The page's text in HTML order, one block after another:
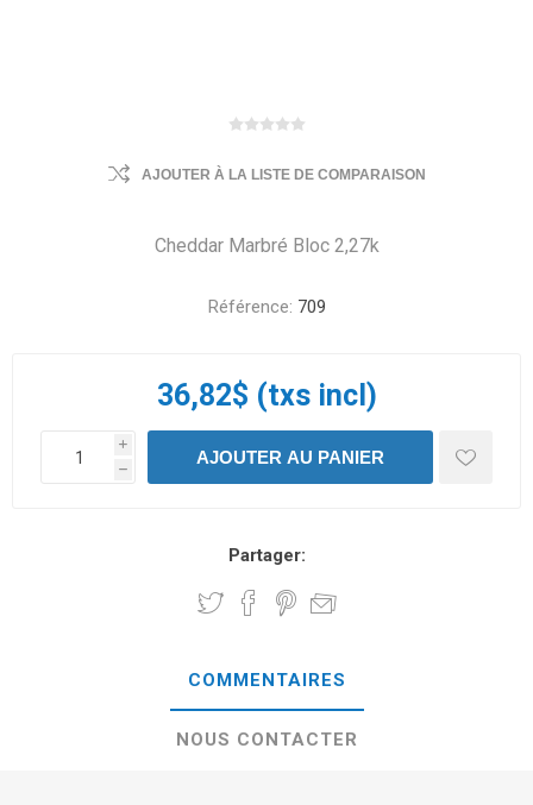
AJOUTER À LA LISTE DE COMPARAISON
Cheddar Marbré Bloc 2,27k
Référence: 709
36,82$ (txs incl)
i
h
Partager:
COMMENTAIRES
NOUS CONTACTER